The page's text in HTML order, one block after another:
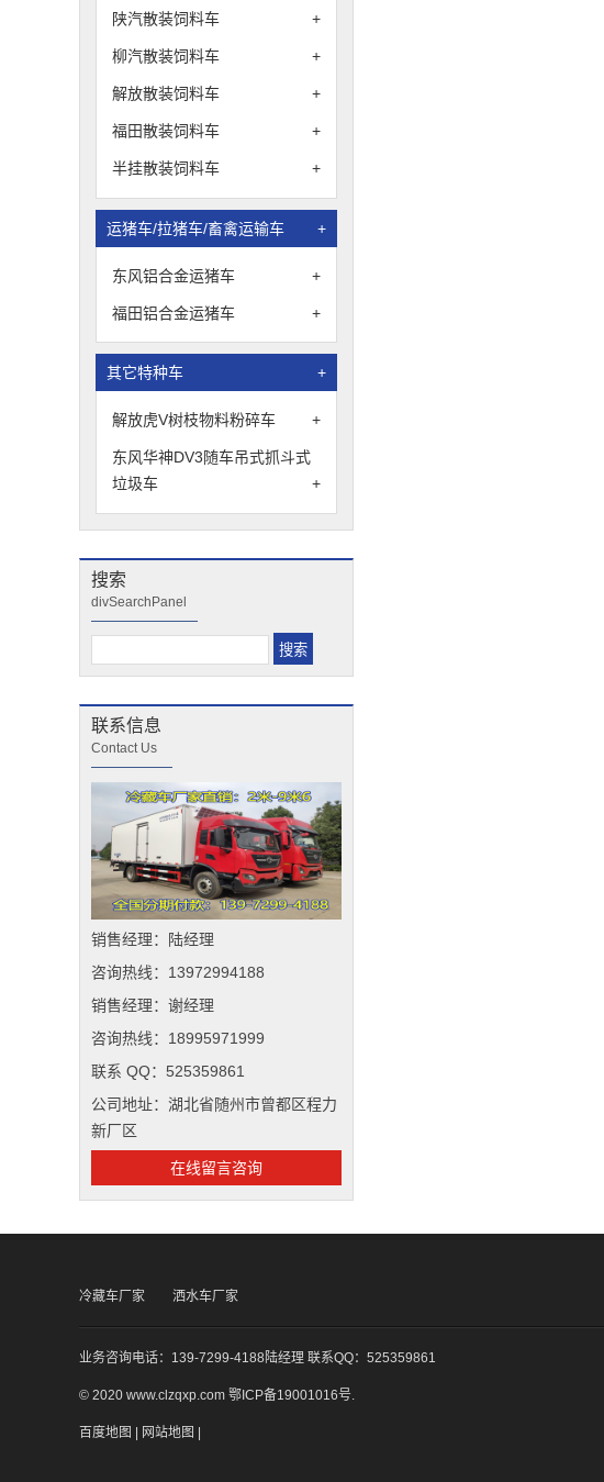
陕汽散装饲料车 +
柳汽散装饲料车 +
解放散装饲料车 +
福田散装饲料车 +
半挂散装饲料车 +
运猪车/拉猪车/畜禽运输车 +
东风铝合金运猪车 +
福田铝合金运猪车 +
其它特种车 +
解放虎V树枝物料粉碎车 +
东风华神DV3随车吊式抓斗式
垃圾车
+
搜索
divSearchPanel
联系信息
Contact Us
销售经理：陆经理
咨询热线：13972994188
销售经理：谢经理
咨询热线：18995971999
联系 QQ：525359861
公司地址：湖北省随州市曾都区程力
新厂区
在线留言咨询
冷藏车厂家 洒水车厂家
业务咨询电话：139-7299-4188陆经理 联系QQ：525359861
© 2020 www.clzqxp.com 鄂ICP备19001016号
百度地图 | 网站地图 |